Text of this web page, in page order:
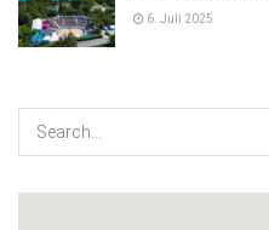
6. Juli 2025